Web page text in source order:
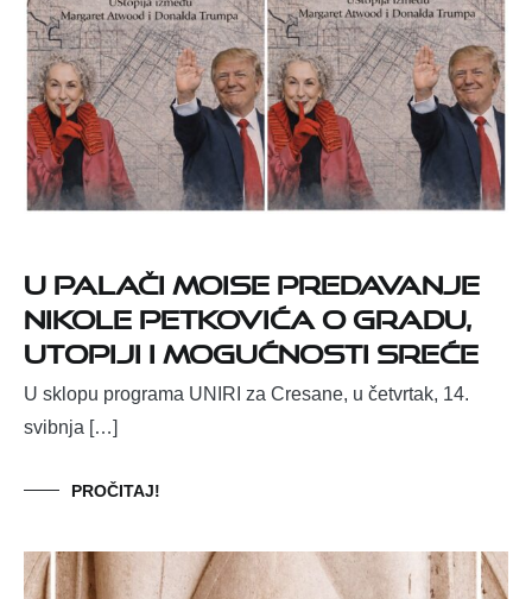
U Palači Moise predavanje
Nikole Petkovića o gradu,
utopiji i mogućnosti sreće
U sklopu programa UNIRI za Cresane, u četvrtak, 14.
svibnja […]
PROČITAJ!